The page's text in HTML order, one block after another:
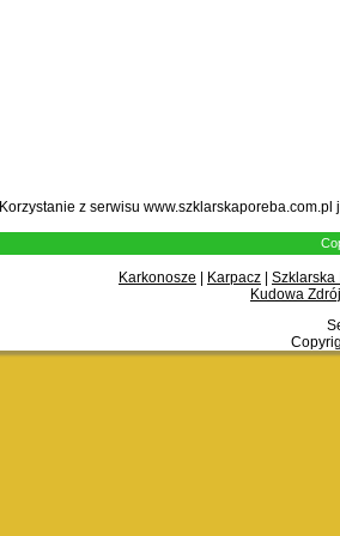
Korzystanie z serwisu
Karkonosze Karpacz
Szklarska
Kudowa